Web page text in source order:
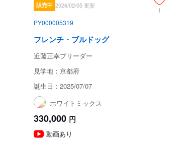
販売中 2026/02/05 更新
1
PY000005319
フレンチ・ブルドッグ
近藤正幸ブリーダー
見学地：京都府
誕生日：2025/07/07
ホワイトミックス
330,000 円
動画あり